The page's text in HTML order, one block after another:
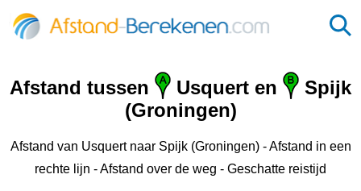
Afstand tussen Usquert en
Spijk
(Groningen)
Afstand van Usquert naar Spijk (Groningen) - Afstand in een
rechte lijn - Afstand over de weg - Geschatte reistijd